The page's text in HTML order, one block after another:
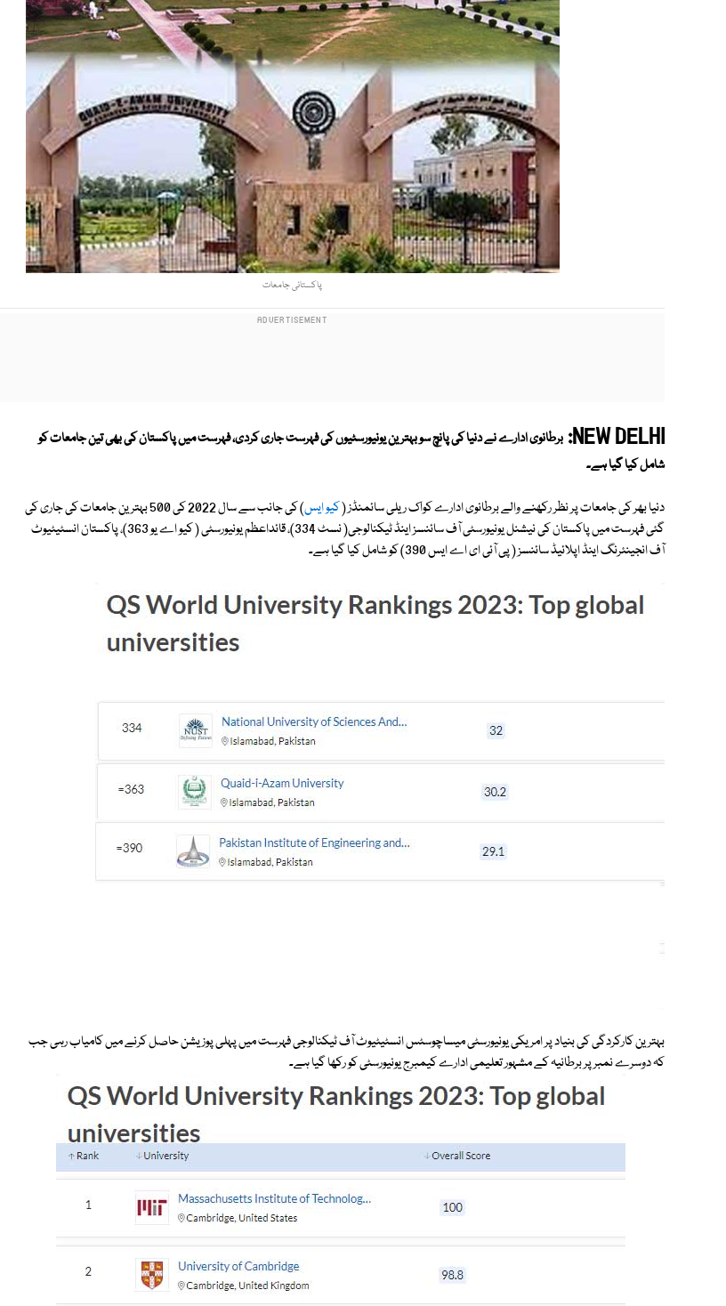
پاکستانی جامعات
NEW DELHI: برطانوی ادارے نے دنیا کی پانچ سو بہترین یونیورسٹیوں کی فہرست جاری کردی، فہرست میں پاکستان کی بھی تین جامعات کو
شامل کیا گیا ہے۔
دنیا بھر کی جامعات پر نظر رکھنے والے برطانوی ادارے کواک ریلی سائمنڈز (کیو ایس
) کی جانب سے سال 2022 کی 500 بہترین جامعات کی جاری کی
گئی فہرست میں پاکستان کی نیشنل یونیورسٹی آف سائنسز اینڈ ٹیکنالوجی( نسٹ 334)، قائداعظم یونیورسٹی ( کیو اے یو 363)، پاکستان انسٹیٹیوٹ
آف انجینئرنگ اینڈ اپلائیڈ سائنسز ( پی آئی ای اے ایس 390) کو شامل کیا گیا ہے۔
بہترین کارکردگی کی بنیاد پر امریکی یونیورسٹی میساچوسٹس انسٹیٹیوٹ آف ٹیکنالوجی فہرست میں پہلی پوزیشن حاصل کرنے میں کامیاب رہی جب
کہ دوسرے نمبر پر برطانیہ کے مشہور تعلیمی ادارے کیمبرج یونیورسٹی کو رکھا گیا ہے۔